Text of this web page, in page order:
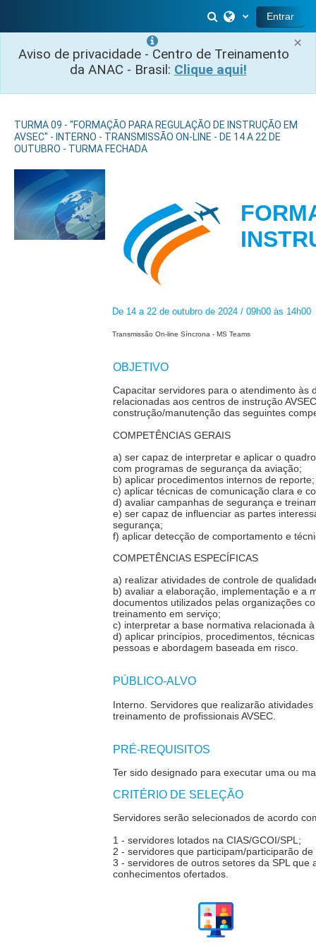
×
Aviso de privacidade - Centro de Treinamento
da ANAC - Brasil: Clique aqui!
Alternar entrada
Entrar
TURMA 09 - "FORMAÇÃO PARA REGULAÇÃO DE INSTRUÇÃO EM
AVSEC" - INTERNO - TRANSMISSÃO ON-LINE - DE 14 A 22 DE
OUTUBRO - TURMA FECHADA
De 14 a 22 de outubro de 2024 / 09h00 às 14h00
Transmissão On-line Síncrona - MS Teams
OBJETIVO
Capacitar servidores para o atendimento às
relacionadas aos centros de instrução
construção/manutenção das seguintes
COMPETÊNCIAS GERAIS
a) ser capaz de interpretar e aplicar o
com programas de segurança da aviação;
b) aplicar procedimentos internos de reporte;
c) aplicar técnicas de comunicação clara e
d) avaliar campanhas de segurança e
e) ser capaz de influenciar as partes
segurança;
f) aplicar detecção de comportamento e
COMPETÊNCIAS ESPECÍFICAS
a) realizar atividades de controle de
b) avaliar a elaboração, implementação e a
documentos utilizados pelas organizações
treinamento em serviço;
c) interpretar a base normativa relacionada
d) aplicar princípios, procedimentos,
pessoas e abordagem baseada em risco.
PÚBLICO-ALVO
Interno .Servidores que realizarão
treinamento de profissionais AVSEC.
PRÉ-REQUISITOS
Ter sido designado para executar uma ou
CRITÉRIO DE SELEÇÃO
Servidores serão selecionados de acordo
1 - servidores lotados na CIAS/GCOI/SPL;
2 - servidores que participam/participarão
3 - servidores de outros setores da SPL
conhecimentos ofertados.